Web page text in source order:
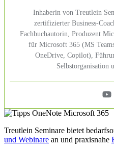
Inhaberin von Treutlein
zertifizierter Business-
Fachbuchautorin, Produzent
für Microsoft 365 (MS
OneDrive, Copilot),
Selbstorganisation
Treutlein Seminare bietet
und Webinare an und praxisnahe